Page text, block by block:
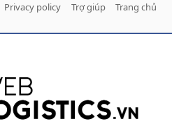
Privacy policy Trợ giúp Trang chủ